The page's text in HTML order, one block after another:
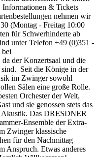
Informationen & Tickets
nehmen wir
(Montag - Freitag 10:00
für Schwerhinderte ab
unter Telefon +49 (0)351 -
der Konzertsaal und die
Seit die Könige in der
im Zwinger sowohl
Sälen eine große Rolle.
Orchester der Welt,
und sie genossen stets das
Akustik. Das DRESDNER
Ensemble der Extra-
Zwinger klassische
für den Nachmittag
Anspruch. Etwas anderes